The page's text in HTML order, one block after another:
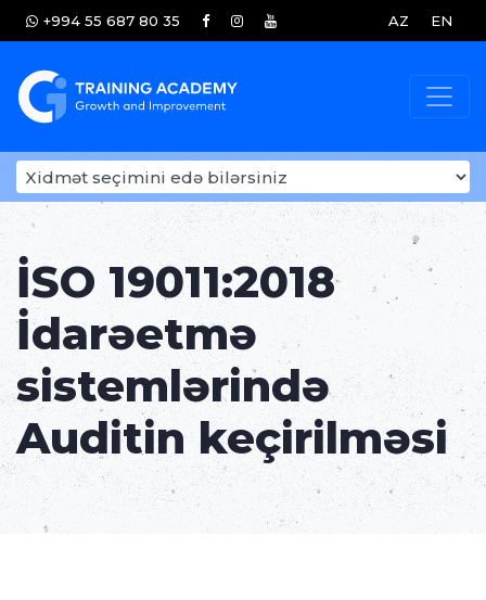
+994 55 687 80 35 AZ EN
İSO 19011:2018
İdarəetmə
sistemlərində
Auditin keçirilməsi